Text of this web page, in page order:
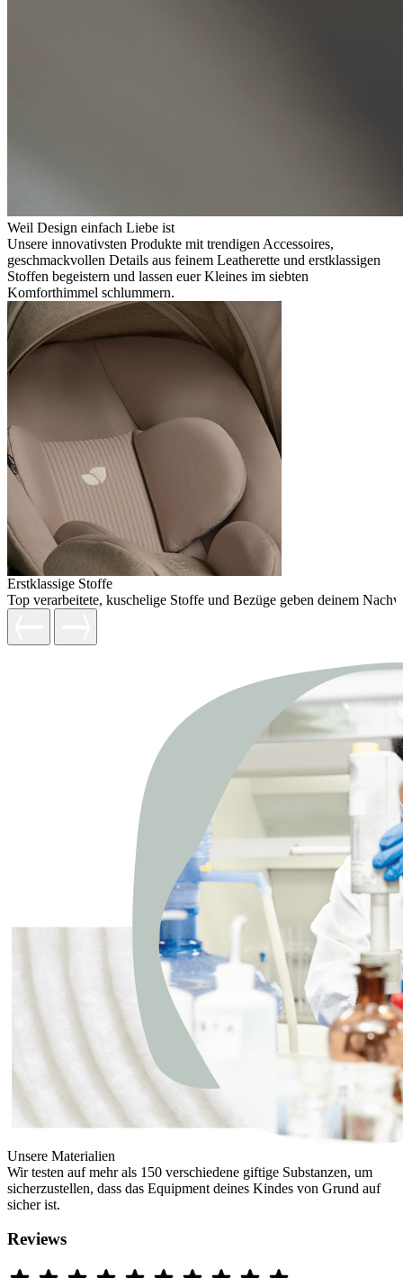
Weil Design einfach Liebe ist
Unsere innovativsten Produkte mit trendigen Accessoires,
geschmackvollen Details aus feinem Leatherette und erstklassigen
Stoffen begeistern und lassen euer Kleines im siebten
Komforthimmel schlummern.
Erstklassige Stoffe
Top verarbeitete, kuschelige Stoffe und Bezüge geben deinem
Unsere Materialien
Wir testen auf mehr als 150 verschiedene giftige Substanzen, um
sicherzustellen, dass das Equipment deines Kindes von Grund auf
sicher ist.
Reviews